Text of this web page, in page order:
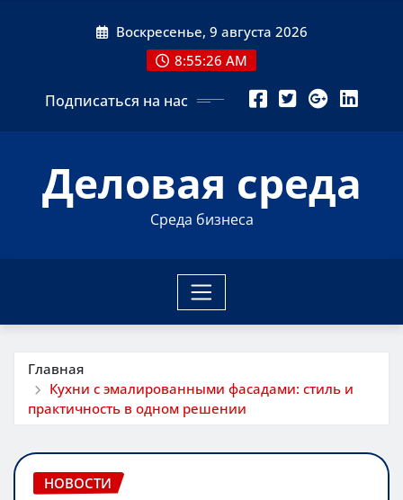
Воскресенье, 9 августа 2026
8:55:27 AM
Подписаться на нас
Деловая среда
Среда бизнеса
Главная
Кухни с эмалированными фасадами: стиль и
практичность в одном решении
НОВОСТИ